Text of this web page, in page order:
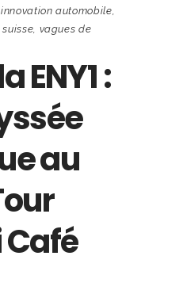
innovation automobile,
suisse, vagues de
ENY1 :
au
Café